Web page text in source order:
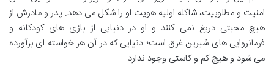
امنیت و مطلوبیت، شاکله اولیه هویت او را شکل می دهد. پدر و مادرش از
هیچ محبتی دریغ نمی کنند و او در دنیایی از بازی های کودکانه و
فرمانروایی های شیرین غرق است؛ دنیایی که در آن هر خواسته ای برآورده
می شود و هیچ کم و کاستی وجود ندارد.